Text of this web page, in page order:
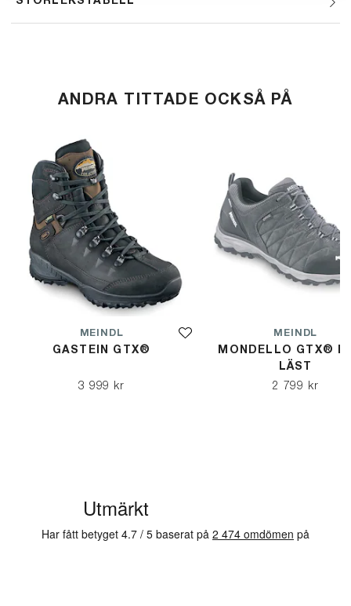
ANDRA TITTADE OCKSÅ PÅ
MEINDL
GASTEIN GTX®
3 999 kr
MEINDL
MONDELLO GTX®
LÄST
2 799 kr